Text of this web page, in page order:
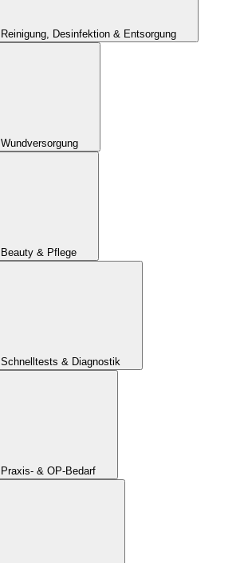
Reinigung, Desinfektion & Entsorgung
Wundversorgung
Beauty & Pflege
Schnelltests & Diagnostik
Praxis- & OP-Bedarf